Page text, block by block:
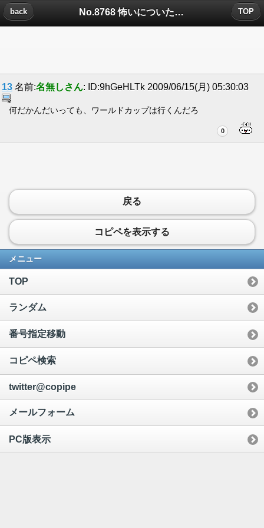
No.8768 怖いについたコメント
back TOP
13 名前:名無しさん: ID:9hGeHLTk 2009/06/15(月) 05:30:03
何だかんだいっても、ワールドカップは行くんだろ
0
戻る
コピペを表示する
メニュー
TOP
ランダム
番号指定移動
コピペ検索
twitter@copipe
メールフォーム
PC版表示